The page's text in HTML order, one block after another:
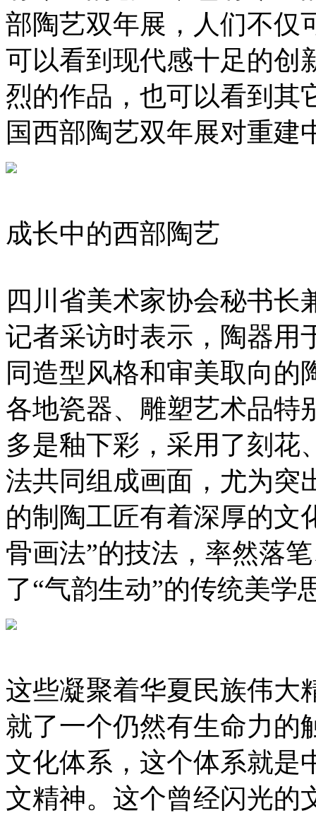
部陶艺双年展，人们不仅
可以看到现代感十足的创
烈的作品，也可以看到其
国西部陶艺双年展对重建
成长中的西部陶艺
四川省美术家协会秘书长
记者采访时表示，陶器用
同造型风格和审美取向的
各地瓷器、雕塑艺术品特
多是釉下彩，采用了刻花
法共同组成画面，尤为突
的制陶工匠有着深厚的文
骨画法”的技法，率然落
了“气韵生动”的传统美学
这些凝聚着华夏民族伟大
就了一个仍然有生命力的
文化体系，这个体系就是
文精神。这个曾经闪光的